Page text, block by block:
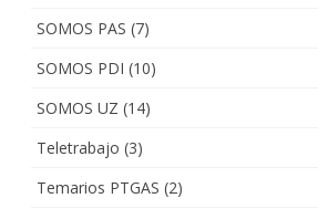
SOMOS PAS (7)
SOMOS PDI (10)
SOMOS UZ (14)
Teletrabajo (3)
Temarios PTGAS (2)